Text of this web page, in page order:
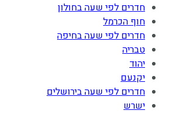
חדרים לפי שעה בחולון
חוף הכרמל
חדרים לפי שעה בחיפה
טבריה
יהוד
יקנעם
חדרים לפי שעה בירושלים
ישרש